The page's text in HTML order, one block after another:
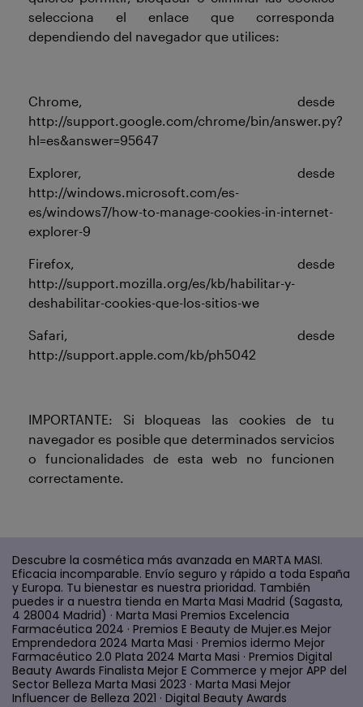
selecciona el enlace que corresponda
dependiendo del navegador que utilices:
Chrome, desde
http://support.google.com/chrome/bin/answer.py?
hl=es&answer=95647
Explorer, desde
http://windows.microsoft.com/es-
es/windows7/how-to-manage-cookies-in-internet-
explorer-9
Firefox, desde
http://support.mozilla.org/es/kb/habilitar-y-
deshabilitar-cookies-que-los-sitios-we
Safari, desde
http://support.apple.com/kb/ph5042
IMPORTANTE: Si bloqueas las cookies de tu
navegador es posible que determinados servicios
o funcionalidades de esta web no funcionen
correctamente.
Descubre la cosmética más avanzada en MARTA MASI.
Eficacia incomparable. Envío seguro y rápido a toda España
y Europa. Tu bienestar es nuestra prioridad. También
puedes ir a nuestra tienda en Marta Masi Madrid (Sagasta,
4 28004 Madrid) · Marta Masi Premios Excelencia
Farmacéutica 2024 · Premios E Beauty de Mujer.es Mejor
Emprendedora 2024 Marta Masi · Premios idermo Mejor
Farmacéutico 2.0 Plata 2024 Marta Masi · Premios Digital
Beauty Awards Finalista Mejor E Commerce y mejor APP del
Sector Belleza Marta Masi 2023 · Marta Masi Mejor
Influencer de Belleza 2021 · Digital Beauty Awards